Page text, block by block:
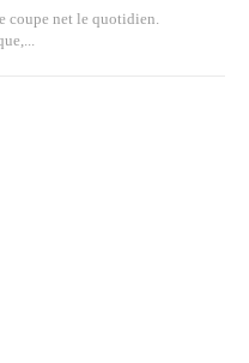
coupe net le quotidien.